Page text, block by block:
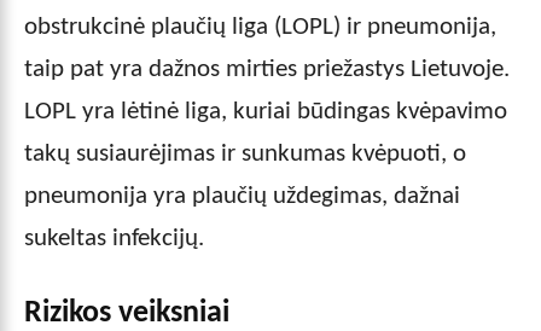
obstrukcinė plaučių liga (LOPL) ir pneumonija,
taip pat yra dažnos mirties priežastys Lietuvoje.
LOPL yra lėtinė liga, kuriai būdingas kvėpavimo
takų susiaurėjimas ir sunkumas kvėpuoti, o
pneumonija yra plaučių uždegimas, dažnai
sukeltas infekcijų.
Rizikos veiksniai